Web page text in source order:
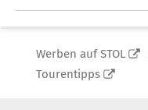
Werben auf STOL
Tourentipps